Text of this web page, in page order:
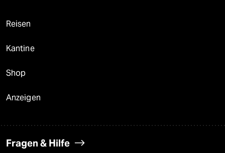
Reisen
Kantine
Shop
Anzeigen
Fragen & Hilfe